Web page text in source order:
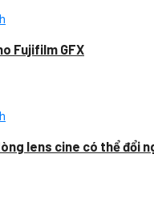
Fujifilm GFX
lens cine có thể đổi